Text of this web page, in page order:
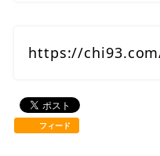
https://
フィード